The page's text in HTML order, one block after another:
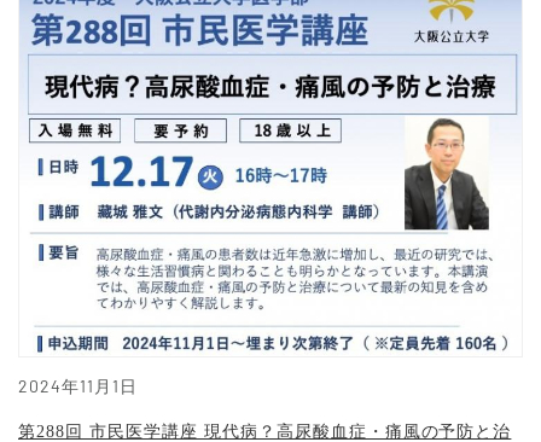
2024年11月1日
第288回 市民医学講座 現代病？高尿酸血症・痛風の予防と治